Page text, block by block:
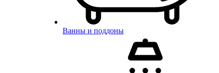
Ванны и поддоны